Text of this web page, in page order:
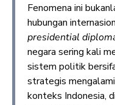
Fenomena ini
hubungan
presidential
negara sering kali
sistem politik
strategis
konteks Indonesia,